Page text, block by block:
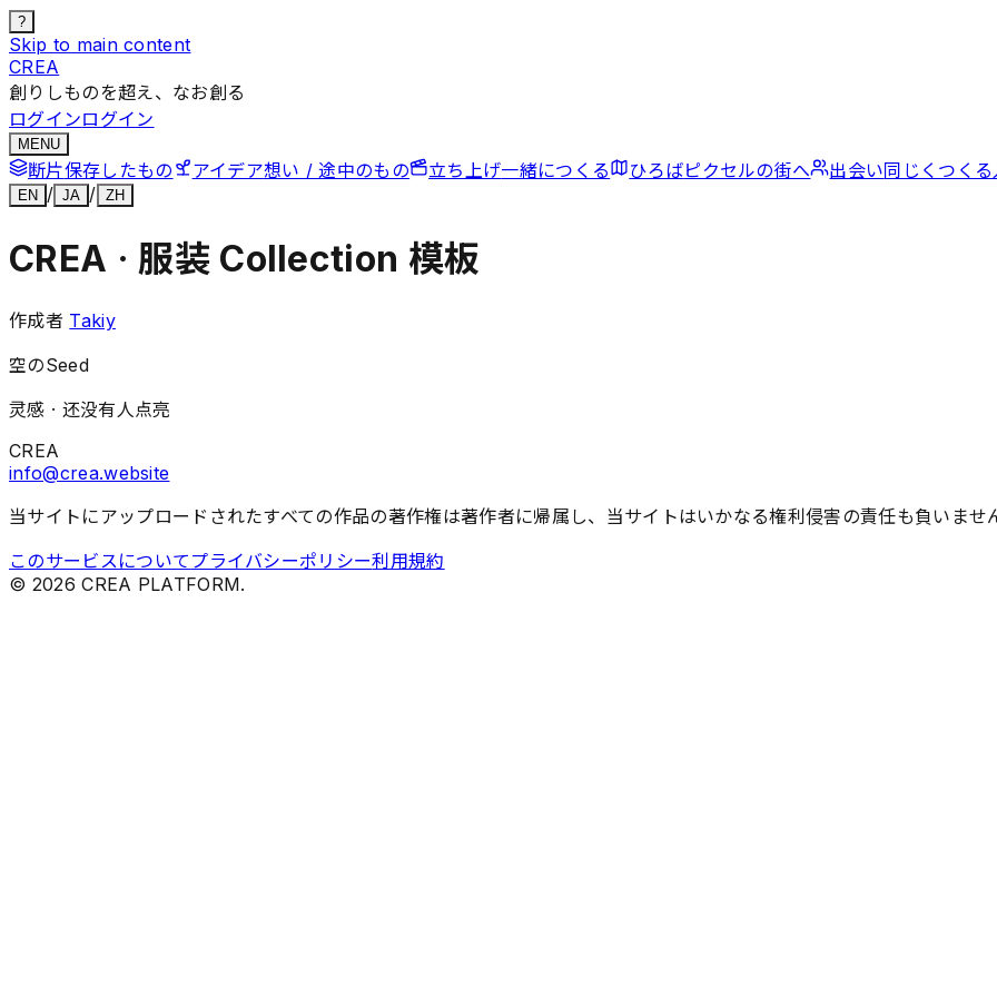
?
Skip to main content
CREA
創りしものを超え、なお創る
ログインログイン
MENU
断片保存したもの アイデア想い / 途中のもの 立ち上げ一緒につくる ひろばピクセルの街へ 出会い同じくつくる
EN / JA / ZH
CREA · 服装 Collection 模板
作成者 Takiy
空のSeed
灵感 · 还没有人点亮
CREA
info@crea.website
当サイトにアップロードされたすべての作品の著作権は著作者に帰属し、当サイトはいかなる権利侵害の責任も負いませ
このサービスについて プライバシーポリシー利用規約
© 2026 CREA PLATFORM.